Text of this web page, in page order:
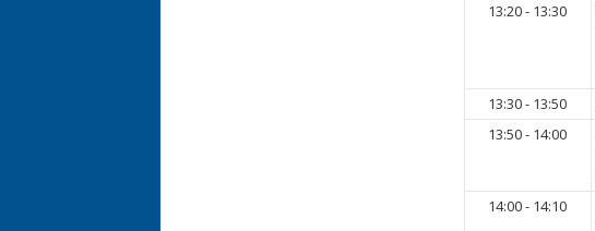
13:20 - 13:30
13:30 - 13:50
13:50 - 14:00
14:00 - 14:10